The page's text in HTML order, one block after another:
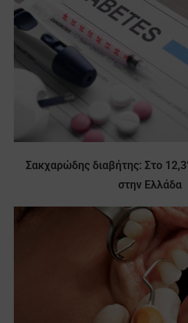
Σακχαρώδης διαβήτης: Στο
στην Ελλάδα